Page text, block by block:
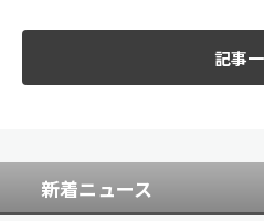
記事
新着ニュース